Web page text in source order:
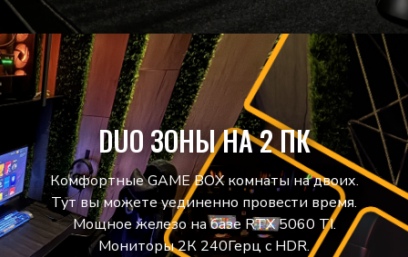
DUO ЗОНЫ НА 2 ПК
Комфортные GAME BOX комнаты на двоих.
Тут вы можете уединенно провести время.
Мощное железо на базе RTX 5060 TI.
Мониторы 2К 240Герц с HDR.